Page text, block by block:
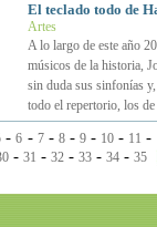
El teclado todo de
Artes
A lo largo de este año
músicos de la historia,
sin duda sus sinfonías
todo el repertorio, los
-6 - 7- 8- 9- 10- 11 -
- 31 - 32 - 33 - 34 - 35